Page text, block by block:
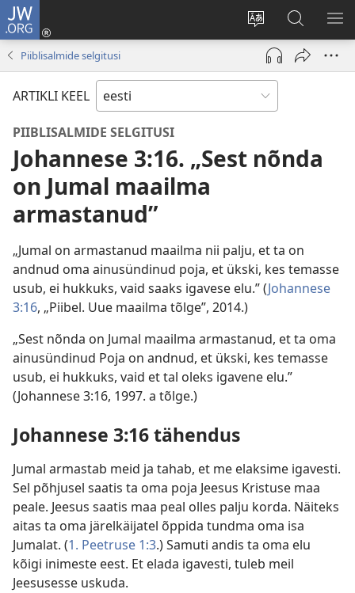
JW.ORG
Muuda
veebisaidi
keelt
Logi
sisse
(avab
akna)
Otsi
saidilt
JW.ORG
Piiblisalmide selgitusi
ARTIKLI KEEL
PIIBLISALMIDE SELGITUSI
Johannese 3:16. „Sest nõnda
on Jumal maailma
armastanud”
„Jumal on armastanud maailma nii palju, et ta on
andnud oma ainusündinud poja, et ükski, kes temasse
usub, ei hukkuks, vaid saaks igavese elu.” (Johannese
3:16, „Piibel. Uue maailma tõlge”, 2014.)
„Sest nõnda on Jumal maailma armastanud, et ta oma
ainusündinud Poja on andnud, et ükski, kes temasse
usub, ei hukkuks, vaid et tal oleks igavene elu.”
(Johannese 3:16, 1997. a tõlge.)
Johannese 3:16 tähendus
Jumal armastab meid ja tahab, et me elaksime igavesti.
Sel põhjusel saatis ta oma poja Jeesus Kristuse maa
peale. Jeesus saatis maa peal olles palju korda. Näiteks
aitas ta oma järelkäijatel õppida tundma oma isa
Jumalat. (1. Peetruse 1:3.) Samuti andis ta oma elu
kõigi inimeste eest. Et elada igavesti, tuleb meil
Jeesusesse uskuda.